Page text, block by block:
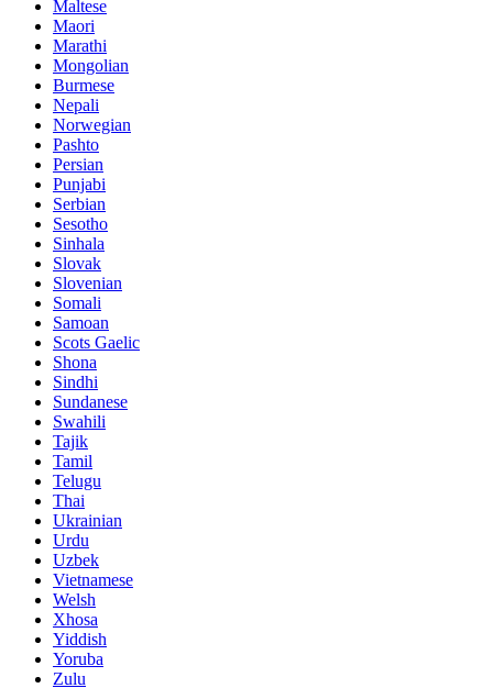
Maltese
Maori
Marathi
Mongolian
Burmese
Nepali
Norwegian
Pashto
Persian
Punjabi
Serbian
Sesotho
Sinhala
Slovak
Slovenian
Somali
Samoan
Scots Gaelic
Shona
Sindhi
Sundanese
Swahili
Tajik
Tamil
Telugu
Thai
Ukrainian
Urdu
Uzbek
Vietnamese
Welsh
Xhosa
Yiddish
Yoruba
Zulu